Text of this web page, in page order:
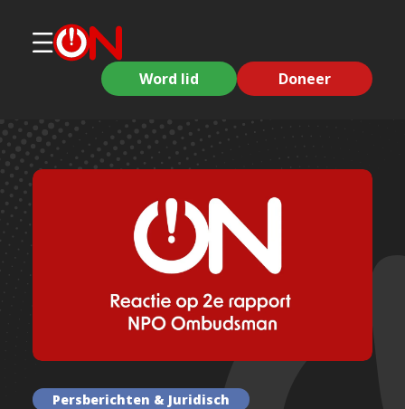
Word lid Doneer
Persberichten & Juridisch